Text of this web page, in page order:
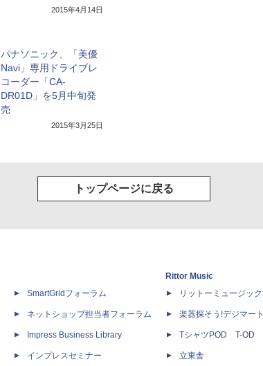
2015年4月14日
パナソニック、「美優
Navi」専用ドライブレ
コーダー「CA-
DR01D」を5月中旬発
売
2015年3月25日
トップページに戻る
SmartGridフォーラム
ネットショップ担当者フォーラム
Impress Business Library
インプレスセミナー
Rittor Music
リットーミュージック
楽器探そう!デジマート
TシャツPOD T-OD
立東舎